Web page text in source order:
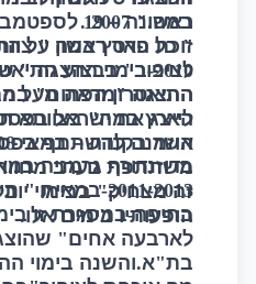
במה." 2007 .
זוכת פרס ראשון על
לציפור"בבצוע
ההצגה"מראה מעל
לייצג את ישראל
אשר בקנדה – במאי
משתתפת בערב מחווה
זה מצחיק"בבימוי
הופעותיו בימים אלו.
ראשונה –19
"כל הארץ במה"
2010- בימוי ההצגה"
התיאטרון הפתוח"
הארץ במה"בצוותא
הוזמנה להשתתף
בדוזנדורף גרמניה
2011-2013- במאית"
בחיפה-במסגרת זו
לארבעה אחים"
בת"א.והשנה בימוי